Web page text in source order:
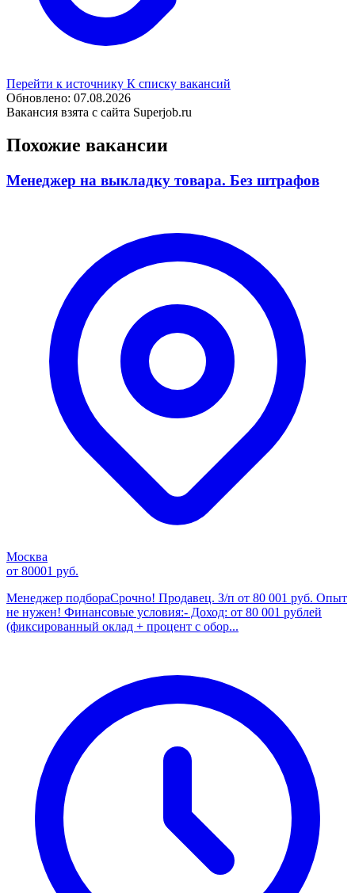
Перейти к источнику К списку вакансий
Обновлено: 07.08.2026
Вакансия взята с сайта Superjob.ru
Похожие вакансии
Менеджер на выкладку товара. Без штрафов
Москва
от 80001 руб.
Менеджер подбораСрочно! Продавец. З/п от 80 001 руб. Опыт
не нужен! Финансовые условия:- Доход: от 80 001 рублей
(фиксированный оклад + процент с обор...